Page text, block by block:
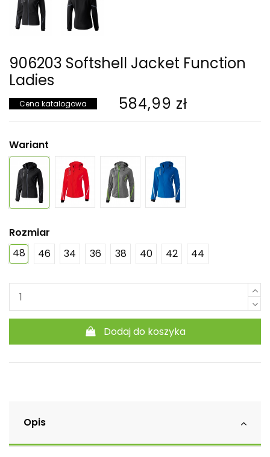
906203 Softshell Jacket Function
Ladies
Cena katalogowa 584,99 zł
Wariant
Rozmiar
48
46 34 36 38 40 42 44
Dodaj do koszyka
Opis